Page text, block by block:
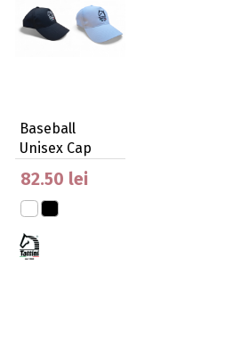
Baseball
Unisex Cap
Embroidery
82.50 lei